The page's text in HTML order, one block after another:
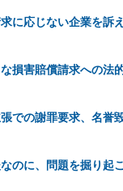
に応じない企業を訴
損害賠償請求への法
での謝罪要求、名誉
のに、問題を掘り起